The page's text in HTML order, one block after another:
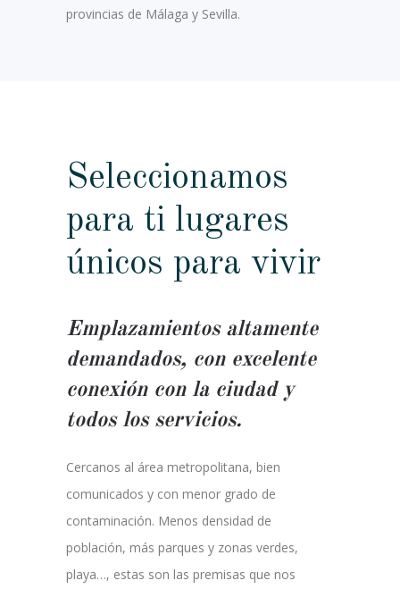
provincias de Málaga y Sevilla.
Seleccionamos
para ti lugares
únicos para vivir
Emplazamientos altamente
demandados, con excelente
conexión con la ciudad y
todos los servicios.
Cercanos al área metropolitana, bien
comunicados y con menor grado de
contaminación. Menos densidad de
población, más parques y zonas verdes,
playa…, estas son las premisas que nos